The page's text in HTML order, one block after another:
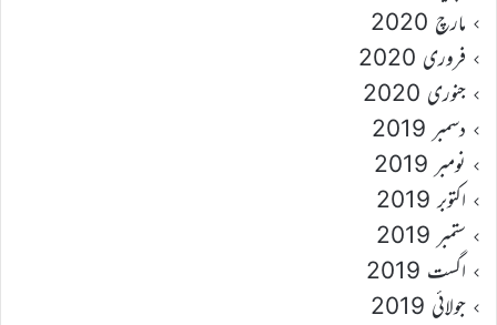
مارچ 2020
فروری 2020
جنوری 2020
دسمبر 2019
نومبر 2019
اکتوبر 2019
ستمبر 2019
اگست 2019
جولائی 2019